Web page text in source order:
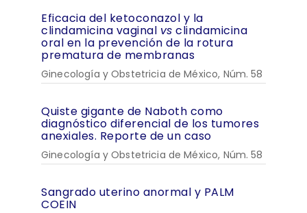
Eficacia del ketoconazol y la
clindamicina vaginal vs clindamicina
oral en la prevención de la rotura
prematura de membranas
Ginecología y Obstetricia de México, Núm. 58
Quiste gigante de Naboth como
diagnóstico diferencial de los tumores
anexiales. Reporte de un caso
Ginecología y Obstetricia de México, Núm. 58
Sangrado uterino anormal y PALM
COEIN